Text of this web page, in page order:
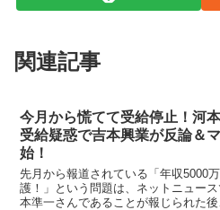
関連記事
今月から慌てて受給停止！河
受給疑惑で吉本興業が反論＆
始！
先月から報道されている「年収5000
護！」という問題は、ネットニュー
本準一さんであることが報じられた